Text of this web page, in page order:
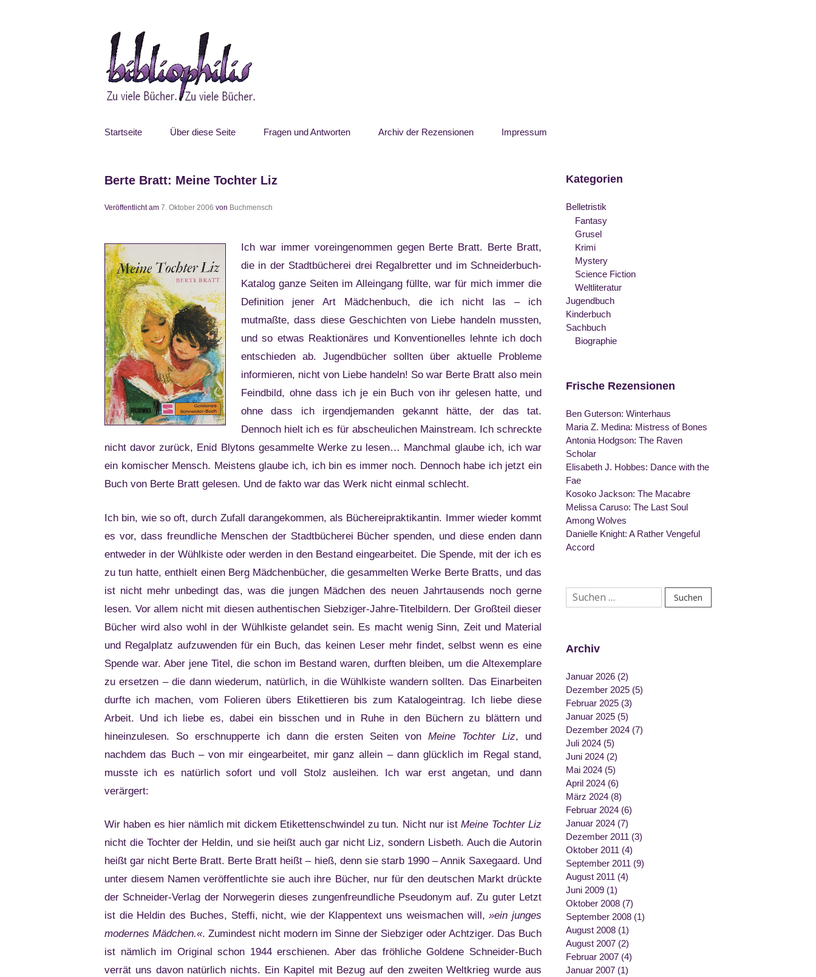
Bibliophilis
Startseite Über diese Seite Fragen und Antworten Archiv der Rezensionen Impressum
Berte Bratt: Meine Tochter Liz
Veröffentlicht am 7. Oktober 2006 von Buchmensch
Ich war immer voreingenommen gegen Berte Bratt. Berte Bratt,
die in der Stadtbücherei drei Regalbretter und im Schneiderbuch-
Katalog ganze Seiten im Alleingang füllte, war für mich immer die
Definition jener Art Mädchenbuch, die ich nicht las – ich
mutmaßte, dass diese Geschichten von Liebe handeln mussten,
und so etwas Reaktionäres und Konventionelles lehnte ich doch
entschieden ab. Jugendbücher sollten über aktuelle Probleme
informieren, nicht von Liebe handeln! So war Berte Bratt also mein
Feindbild, ohne dass ich je ein Buch von ihr gelesen hatte, und
ohne dass ich irgendjemanden gekannt hätte, der das tat.
Dennoch hielt ich es für abscheulichen Mainstream. Ich schreckte
nicht davor zurück, Enid Blytons gesammelte Werke zu lesen… Manchmal glaube ich, ich war
ein komischer Mensch. Meistens glaube ich, ich bin es immer noch. Dennoch habe ich jetzt ein
Buch von Berte Bratt gelesen. Und de fakto war das Werk nicht einmal schlecht.
Ich bin, wie so oft, durch Zufall darangekommen, als Büchereipraktikantin. Immer wieder kommt
es vor, dass freundliche Menschen der Stadtbücherei Bücher spenden, und diese enden dann
entweder in der Wühlkiste oder werden in den Bestand eingearbeitet. Die Spende, mit der ich es
zu tun hatte, enthielt einen Berg Mädchenbücher, die gesammelten Werke Berte Bratts, und das
ist nicht mehr unbedingt das, was die jungen Mädchen des neuen Jahrtausends noch gerne
lesen. Vor allem nicht mit diesen authentischen Siebziger-Jahre-Titelbildern. Der Großteil dieser
Bücher wird also wohl in der Wühlkiste gelandet sein. Es macht wenig Sinn, Zeit und Material
und Regalplatz aufzuwenden für ein Buch, das keinen Leser mehr findet, selbst wenn es eine
Spende war. Aber jene Titel, die schon im Bestand waren, durften bleiben, um die Altexemplare
zu ersetzen – die dann wiederum, natürlich, in die Wühlkiste wandern sollten. Das Einarbeiten
durfte ich machen, vom Folieren übers Etikettieren bis zum Katalogeintrag. Ich liebe diese
Arbeit. Und ich liebe es, dabei ein bisschen und in Ruhe in den Büchern zu blättern und
hineinzulesen. So erschnupperte ich dann die ersten Seiten vonMeine Tochter Liz, und
nachdem das Buch – von mir eingearbeitet, mir ganz allein – dann glücklich im Regal stand,
musste ich es natürlich sofort und voll Stolz ausleihen. Ich war erst angetan, und dann
verärgert:
Wir haben es hier nämlich mit dickem Etikettenschwindel zu tun. Nicht nur istMeine Tochter Liz
nicht die Tochter der Heldin, und sie heißt auch gar nicht Liz, sondern Lisbeth. Auch die Autorin
heißt gar nicht Berte Bratt. Berte Bratt heißt – hieß, denn sie starb 1990 – Annik Saxegaard. Und
unter diesem Namen veröffentlichte sie auch ihre Bücher, nur für den deutschen Markt drückte
der Schneider-Verlag der Norwegerin dieses zungenfreundliche Pseudonym auf. Zu guter Letzt
ist die Heldin des Buches, Steffi, nicht, wie der Klappentext uns weismachen will,»ein junges
modernes Mädchen.«. Zumindest nicht modern im Sinne der Siebziger oder Achtziger. Das Buch
ist nämlich im Original schon 1944 erschienen. Aber das fröhliche Goldene Schneider-Buch
verrät uns davon natürlich nichts. Ein Kapitel mit Bezug auf den zweiten Weltkrieg wurde aus
Kategorien
Belletristik
Fantasy
Grusel
Krimi
Mystery
Science Fiction
Weltliteratur
Jugendbuch
Kinderbuch
Sachbuch
Biographie
Frische Rezensionen
Ben Guterson: Winterhaus
Maria Z. Medina: Mistress of Bones
Antonia Hodgson: The Raven
Scholar
Elisabeth J. Hobbes: Dance with the
Fae
Kosoko Jackson: The Macabre
Melissa Caruso: The Last Soul
Among Wolves
Danielle Knight: A Rather Vengeful
Accord
Suchen
nach:
Archiv
Januar 2026 (2)
Dezember 2025 (5)
Februar 2025 (3)
Januar 2025 (5)
Dezember 2024 (7)
Juli 2024 (5)
Juni 2024 (2)
Mai 2024 (5)
April 2024 (6)
März 2024 (8)
Februar 2024 (6)
Januar 2024 (7)
Dezember 2011 (3)
Oktober 2011 (4)
September 2011 (9)
August 2011 (4)
Juni 2009 (1)
Oktober 2008 (7)
September 2008 (1)
August 2008 (1)
August 2007 (2)
Februar 2007 (4)
Januar 2007 (1)